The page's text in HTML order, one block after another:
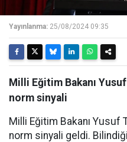
Yayınlanma: 25/08/2024 09:35
Milli Eğitim Bakanı
norm sinyali
Milli Eğitim Bakanı Yusuf
norm sinyali geldi.